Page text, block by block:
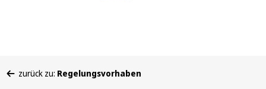
befinden
zurück zu: Regelungsvorhaben